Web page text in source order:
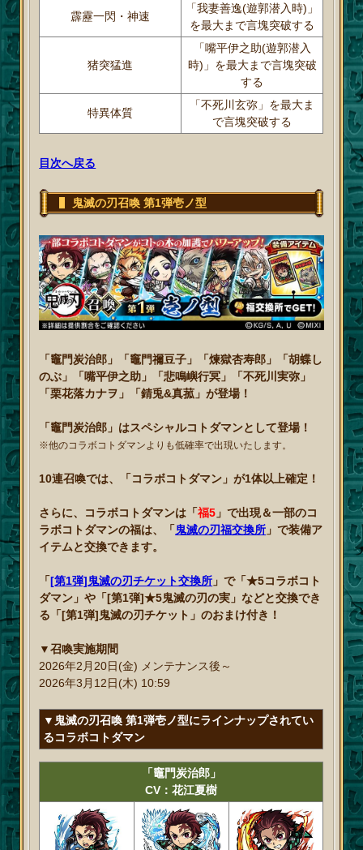
霹靂一閃・神速
「我妻善逸(遊郭潜入時)」
を最大まで言塊突破する
猪突猛進
「嘴平伊之助(遊郭潜入
時)」を最大まで言塊突破
する
特異体質
「不死川玄弥」を最大ま
で言塊突破する
目次へ戻る
鬼滅の刃召喚 第1弾壱ノ型
「竈門炭治郎」「竈門禰豆子」「煉獄杏寿郎」「胡蝶し
のぶ」「嘴平伊之助」「悲鳴嶼行冥」「不死川実弥」
「栗花落カナヲ」「錆兎&真菰」が登場！
「竈門炭治郎」はスペシャルコトダマンとして登場！
※他のコラボコトダマンよりも低確率で出現いたします。
10連召喚では、「コラボコトダマン」が1体以上確定！
さらに、コラボコトダマンは「福5 」で出現＆一部のコ
ラボコトダマンの福は、「鬼滅の刃福交換所 」で装備ア
イテムと交換できます。
「[第1弾]鬼滅の刃チケット交換所 」で「★5コラボコト
ダマン」や「[第1弾]★5鬼滅の刃の実」などと交換でき
る「[第1弾]鬼滅の刃チケット」のおまけ付き！
▼召喚実施期間
2026年2月20日(金) メンテナンス後～
2026年3月12日(木) 10:59
▼鬼滅の刃召喚 第1弾壱ノ型にラインナップされてい
るコラボコトダマン
「竈門炭治郎」
CV：花江夏樹